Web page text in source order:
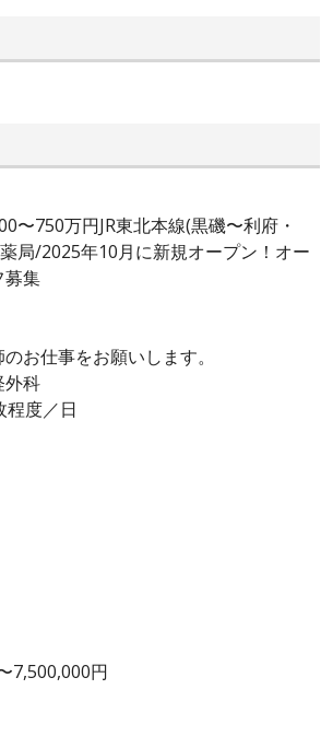
〜750万円JR東北本線(黒磯〜利府・
局/2025年10月に新規オープン！オー
募集
お仕事をお願いします。
外科
程度／日
7,500,000円